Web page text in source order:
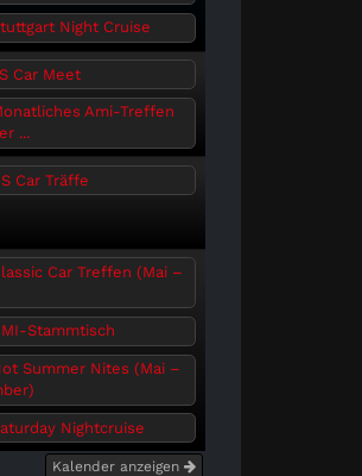
Night Cruise
Car Meet
Ami-Treffen
...
Car Träffe
Car Treffen (Mai –
Stammtisch
Summer Nites (Mai –
Nightcruise
Kalender anzeigen